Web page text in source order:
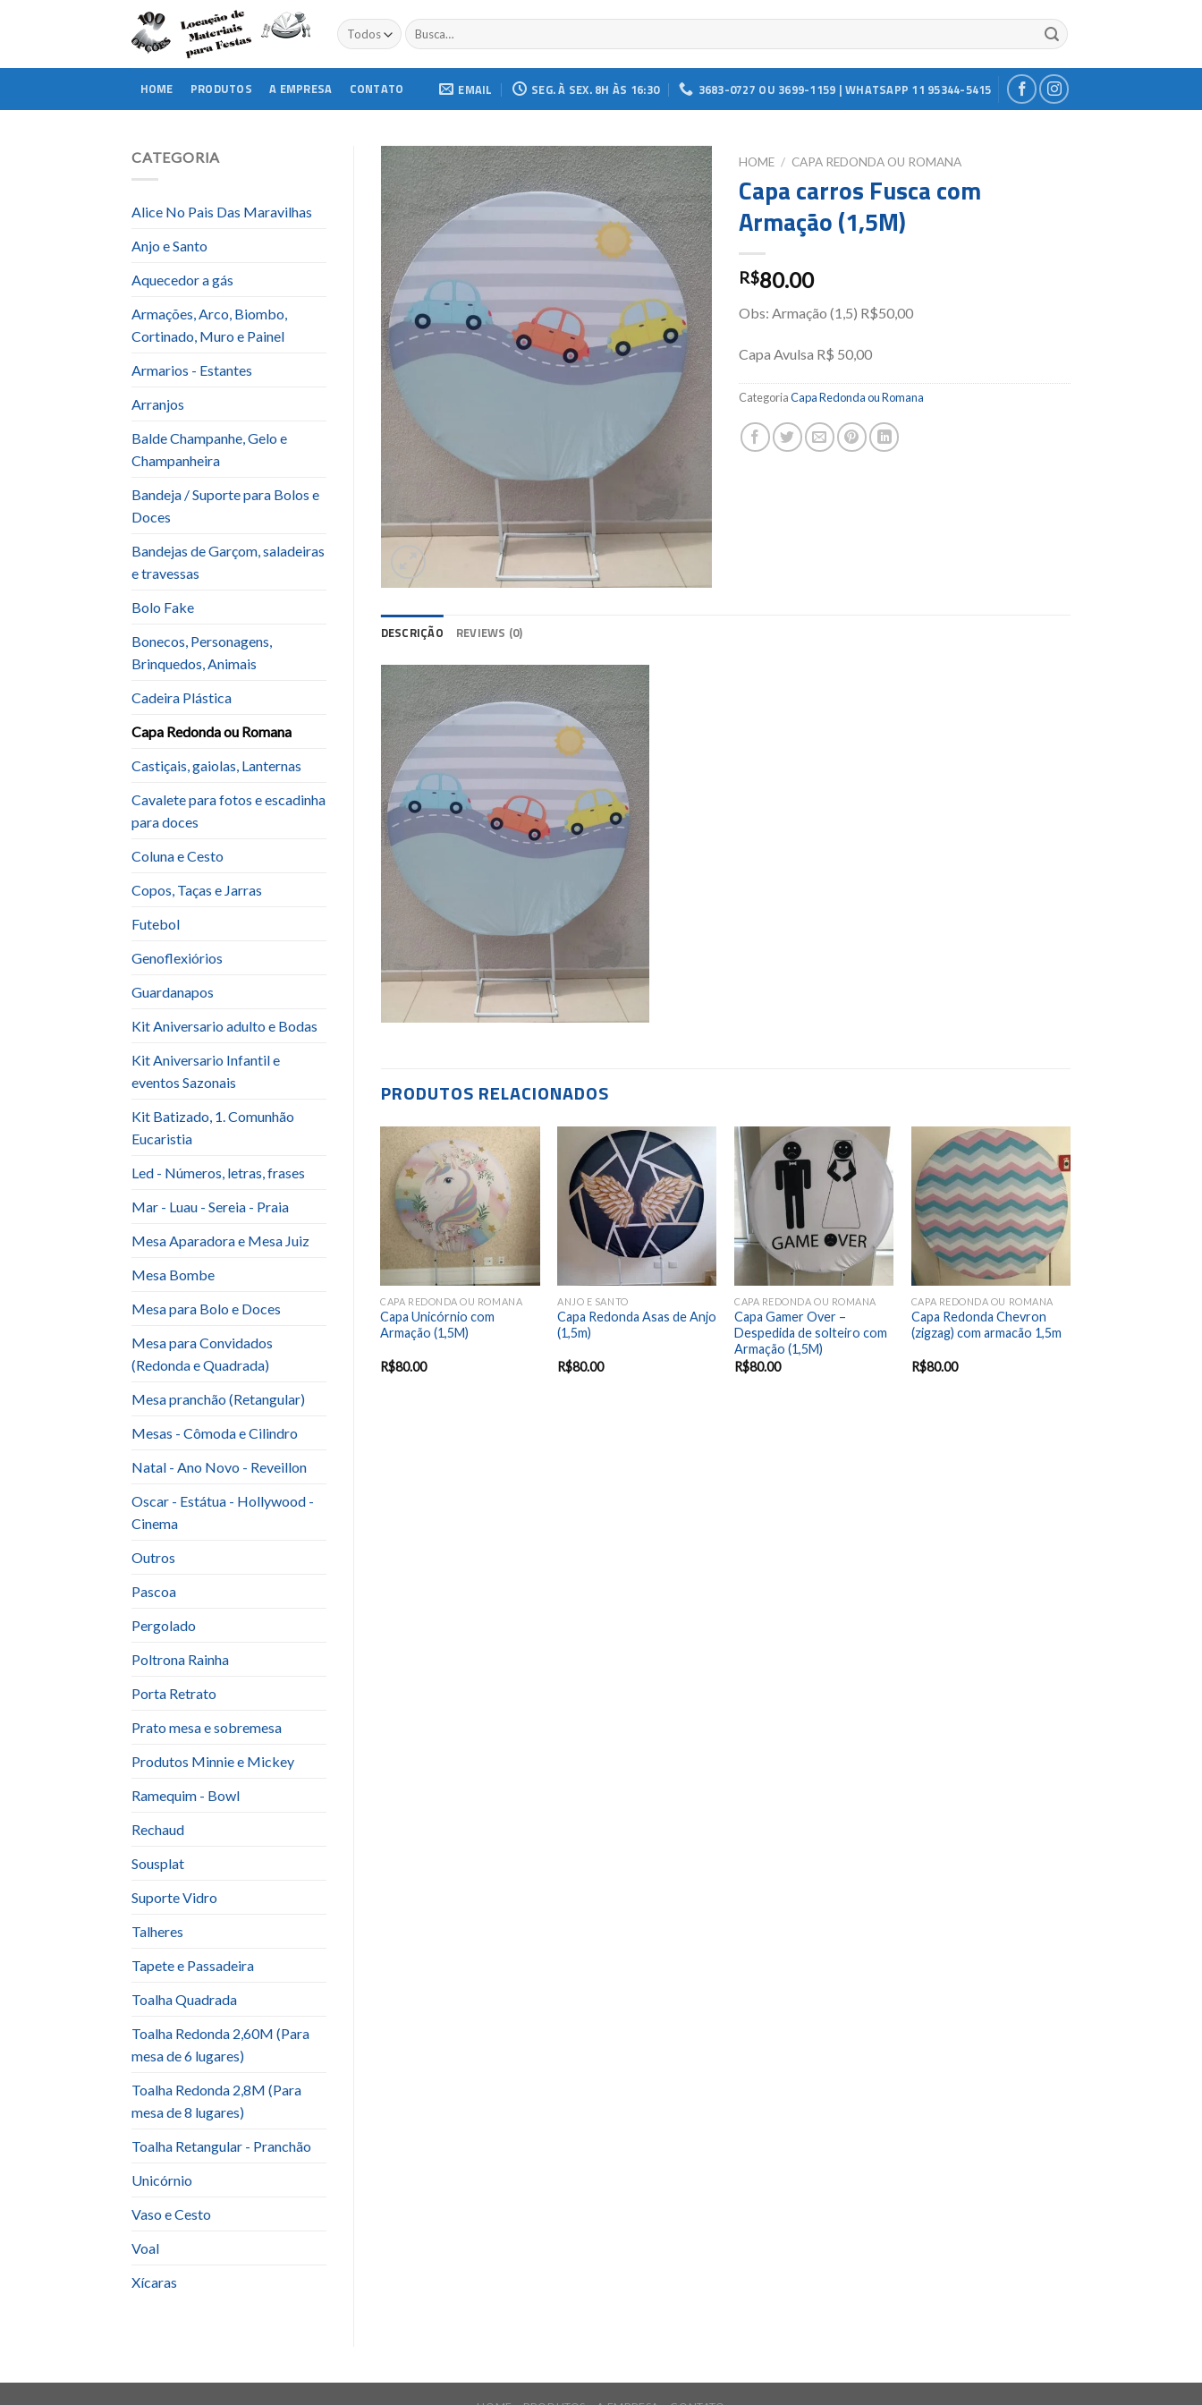
Buscar
por:
HOME PRODUTOS A EMPRESA CONTATO EMAIL SEG. À SEX. 8H ÀS 16:30 3683-0727 OU 3699-1159 | WHATSAPP 11 95344-5415
CATEGORIA
Alice No Pais Das Maravilhas
Anjo e Santo
Aquecedor a gás
Armações, Arco, Biombo,
Cortinado, Muro e Painel
Armarios - Estantes
Arranjos
Balde Champanhe, Gelo e
Champanheira
Bandeja / Suporte para Bolos e
Doces
Bandejas de Garçom, saladeiras
e travessas
Bolo Fake
Bonecos, Personagens,
Brinquedos, Animais
Cadeira Plástica
Capa Redonda ou Romana
Castiçais, gaiolas, Lanternas
Cavalete para fotos e escadinha
para doces
Coluna e Cesto
Copos, Taças e Jarras
Futebol
Genoflexiórios
Guardanapos
Kit Aniversario adulto e Bodas
Kit Aniversario Infantil e
eventos Sazonais
Kit Batizado, 1. Comunhão
Eucaristia
Led - Números, letras, frases
Mar - Luau - Sereia - Praia
Mesa Aparadora e Mesa Juiz
Mesa Bombe
Mesa para Bolo e Doces
Mesa para Convidados
(Redonda e Quadrada)
Mesa pranchão (Retangular)
Mesas - Cômoda e Cilindro
Natal - Ano Novo - Reveillon
Oscar - Estátua - Hollywood -
Cinema
Outros
Pascoa
Pergolado
Poltrona Rainha
Porta Retrato
Prato mesa e sobremesa
Produtos Minnie e Mickey
Ramequim - Bowl
Rechaud
Sousplat
Suporte Vidro
Talheres
Tapete e Passadeira
Toalha Quadrada
Toalha Redonda 2,60M (Para
mesa de 6 lugares)
Toalha Redonda 2,8M (Para
mesa de 8 lugares)
Toalha Retangular - Pranchão
Unicórnio
Vaso e Cesto
Voal
Xícaras
Add to
wishlist
HOME / CAPA REDONDA OU ROMANA
Capa carros Fusca com
Armação (1,5M)
R$80.00
Obs: Armação (1,5) R$50,00
Capa Avulsa R$ 50,00
CategoriaCapa Redonda ou Romana
DESCRIÇÃO REVIEWS (0)
PRODUTOS RELACIONADOS
Add to
wishlist
CAPA REDONDA OU ROMANA
Capa Unicórnio com
Armação (1,5M)
R$80.00
Add to
wishlist
ANJO E SANTO
Capa Redonda Asas de Anjo
(1,5m)
R$80.00
Add to
wishlist
CAPA REDONDA OU ROMANA
Capa Gamer Over –
Despedida de solteiro com
Armação (1,5M)
R$80.00
Add to
wishlist
CAPA REDONDA OU ROMANA
Capa Redonda Chevron
(zigzag) com armacão 1,5m
R$80.00
Add to
Painel coração e rosas (com
80.00
Capa rustica com Armação
R$80.00